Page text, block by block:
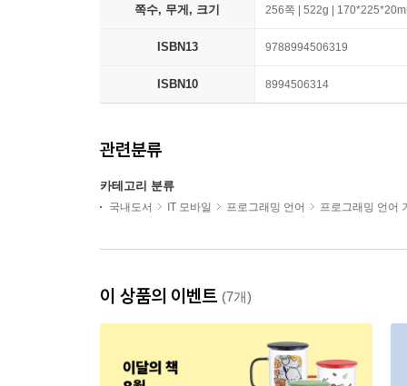
쪽수, 무게, 크기 256쪽 | 522g |
ISBN13 9788994506319
ISBN10 8994506314
관련분류
카테고리 분류
국내도서 IT 모바일 프로그래밍 언어 프로그래밍 언어
이 상품의 이벤트 (7개)